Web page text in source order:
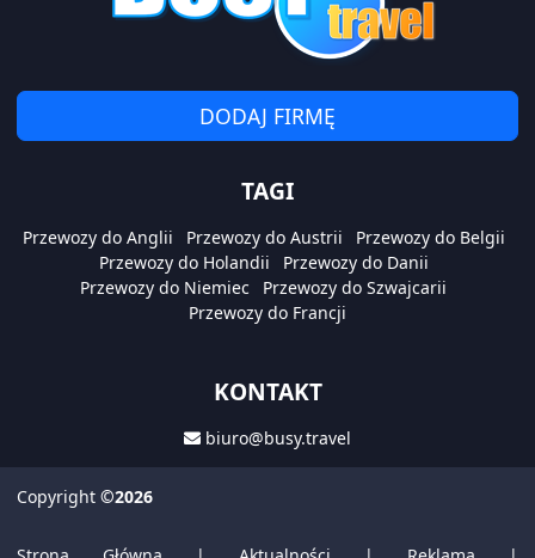
DODAJ FIRMĘ
TAGI
Przewozy do Anglii Przewozy do Austrii
Przewozy do Belgii
Przewozy do Holandii
Przewozy do Danii
Przewozy do Niemiec
Przewozy do Szwajcarii
Przewozy do Francji
KONTAKT
biuro@busy.travel
Copyright ©2026